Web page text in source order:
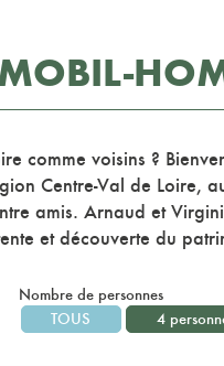
comme voisins ?
Centre-Val de Loire,
amis. Arnaud et
et découverte du
Nombre de personnes
TOUS
4